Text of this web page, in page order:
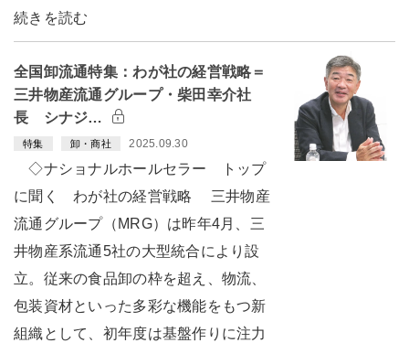
続きを読む
全国卸流通特集：わが社の経営戦略＝
三井物産流通グループ・柴田幸介社
長 シナジ…
特集 卸・商社 2025.09.30
◇ナショナルホールセラー トップ
に聞く わが社の経営戦略 三井物産
流通グループ（MRG）は昨年4月、三
井物産系流通5社の大型統合により設
立。従来の食品卸の枠を超え、物流、
包装資材といった多彩な機能をもつ新
組織として、初年度は基盤作りに注力